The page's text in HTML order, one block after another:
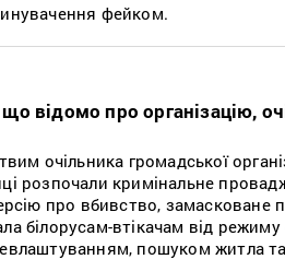
фейком.
що відомо про організацію,
очільника громадської
розпочали кримінальне
про вбивство, замасковане
білорусам-втікачам від
пошуком житла та